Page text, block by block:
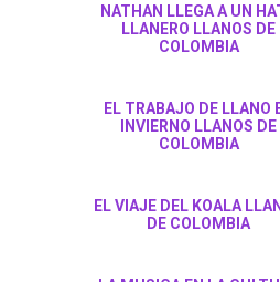
NATHAN LLEGA A UN
LLANERO LLANOS DE
COLOMBIA
EL TRABAJO DE LLANO
INVIERNO LLANOS DE
COLOMBIA
EL VIAJE DEL KOALA
DE COLOMBIA